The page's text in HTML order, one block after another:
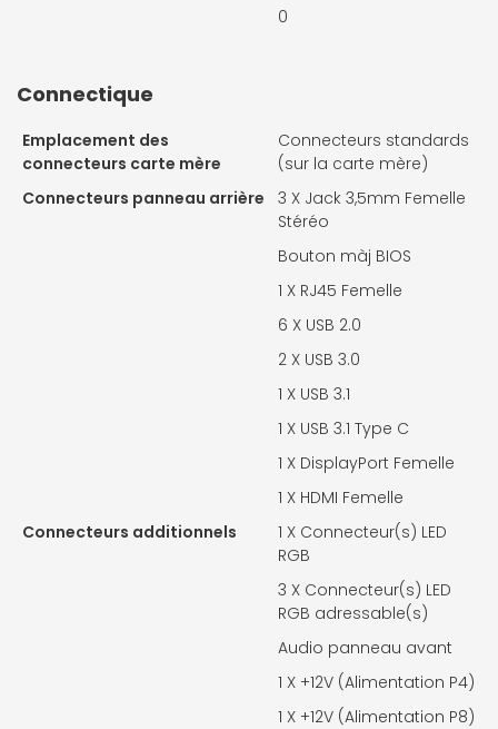
0
Connectique
Emplacement des
connecteurs carte mère
Connecteurs standards
(sur la carte mère)
Connecteurs panneau arrière
3 X Jack 3,5mm Femelle
Stéréo
Bouton màj BIOS
1 X RJ45 Femelle
6 X USB 2.0
2 X USB 3.0
1 X USB 3.1
1 X USB 3.1 Type C
1 X DisplayPort Femelle
1 X HDMI Femelle
Connecteurs additionnels
1 X Connecteur(s) LED
RGB
3 X Connecteur(s) LED
RGB adressable(s)
Audio panneau avant
1 X +12V (Alimentation P4)
1 X +12V (Alimentation P8)